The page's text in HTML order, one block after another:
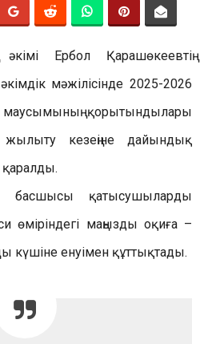
Ербол Қарашөкеевтің
мәжілісінде 2025-2026
қорытындылары
кезеңіне дайындық
басшысы қатысушыларды
өміріндегі маңызды оқиға –
күшіне енуімен құттықтады.